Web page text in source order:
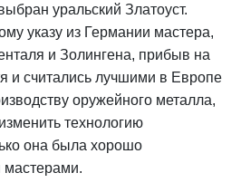
уральский Златоуст.
указу из Германии мастера,
и Золингена, прибыв на
и считались лучшими в Европе
оружейного металла,
технологию
она была хорошо
мастерами.